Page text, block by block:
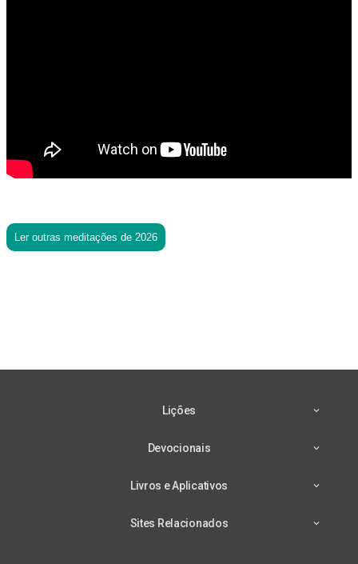
Ler outras meditações de 2026
Lições
Devocionais
Livros e Aplicativos
Sites Relacionados